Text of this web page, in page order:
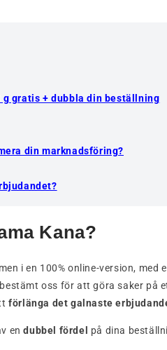
gratis + dubbla din beställning
din marknadsföring?
Kana?
i en 100% online-version, med
oss för att göra saker på
förlänga det galnaste
endubbel fördel på dina